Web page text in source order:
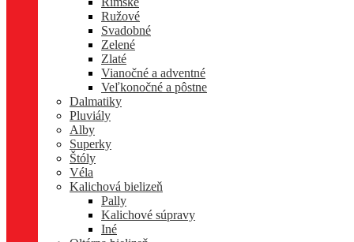
Ružové
Svadobné
Zelené
Zlaté
Vianočné a adventné
Veľkonočné a pôstne
Dalmatiky
Pluviály
Alby
Superky
Štóly
Véla
Kalichová bielizeň
Pally
Kalichové súpravy
Iné